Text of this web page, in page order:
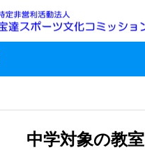
中学対象の教室